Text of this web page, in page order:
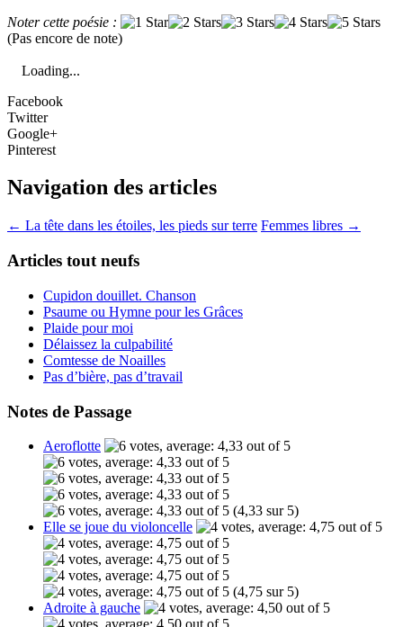
Noter cette poésie :
(Pas encore de note)
Loading...
Facebook
Twitter
Google+
Pinterest
Navigation des articles
← La tête dans les étoiles, les pieds sur terre Femmes libres →
Articles tout neufs
Cupidon douillet. Chanson
Psaume ou Hymne pour les Grâces
Plaide pour moi
Délaissez la culpabilité
Comtesse de Noailles
Pas d’bière, pas d’travail
Notes de Passage
Aeroflotte
(4,33 sur 5)
Elle se joue du violoncelle
(4,75 sur 5)
Adroite à gauche